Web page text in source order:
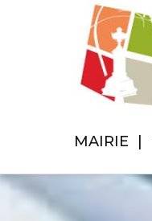
MAIRIE